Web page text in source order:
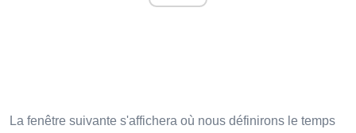
La fenêtre suivante s'affichera où nous définirons le temps